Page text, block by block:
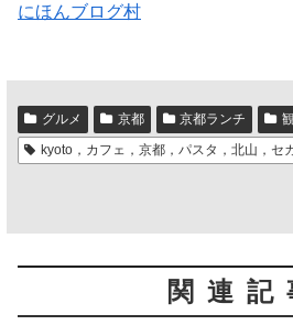
にほんブログ村
グルメ 京都 京都ランチ
kyoto，カフェ，京都，パスタ，北山，セ
関連記